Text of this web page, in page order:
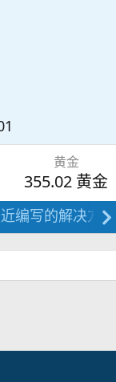
黄金
355.02 黄金
编写的解决方案